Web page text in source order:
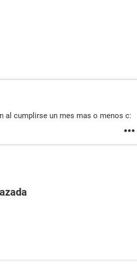
al cumplirse un mes mas o menos c: